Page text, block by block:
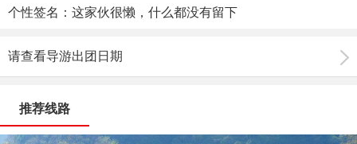
个性签名：这家伙很懒，什么都没有留下
请查看导游出团日期
推荐线路